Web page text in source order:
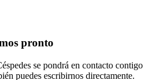
pronto
se pondrá en contacto contigo
puedes escribirnos directamente.